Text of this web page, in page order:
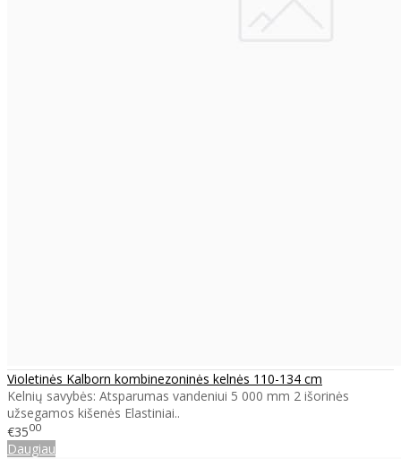
Violetinės Kalborn kombinezoninės kelnės 110-134 cm
Kelnių savybės: Atsparumas vandeniui 5 000 mm 2 išorinės
užsegamos kišenės Elastiniai..
€3500
Daugiau